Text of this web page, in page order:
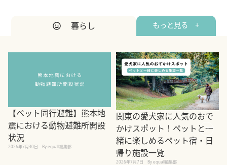
暮らし もっと見る +
【ペット同行避難】熊本地
震における動物避難所開設
状況
2026年7月30日 By equall編集部
関東の愛犬家に人気のおで
かけスポット！ペットと一
緒に楽しめるペット宿・日
帰り施設一覧
2026年7月7日 By equall編集部